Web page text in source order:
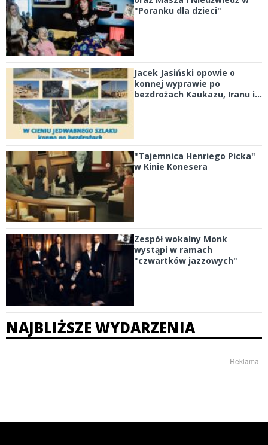
"Poranku dla dzieci"
Jacek Jasiński opowie o
konnej wyprawie po
bezdrożach Kaukazu, Iranu i...
"Tajemnica Henriego Picka"
w Kinie Konesera
Zespół wokalny Monk
wystąpi w ramach
"czwartków jazzowych"
NAJBLIŻSZE WYDARZENIA
Reklama